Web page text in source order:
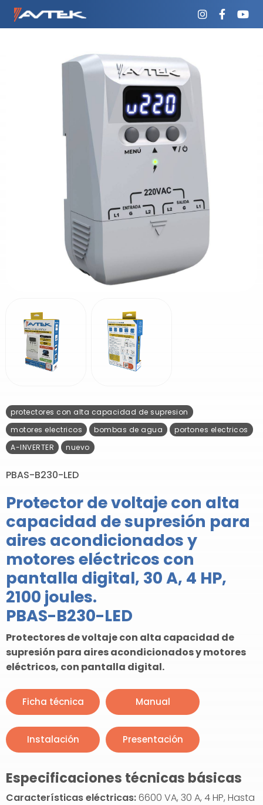
protectores con alta capacidad de supresion
motores electricos
bombas de agua
portones electricos
A-INVERTER
nuevo
PBAS-B230-LED
Protector de voltaje con alta
capacidad de supresión para
aires acondicionados y
motores eléctricos con
pantalla digital, 30 A, 4 HP,
2100 joules.
PBAS-B230-LED
Protectores de voltaje con alta capacidad de
supresión para aires acondicionados y motores
eléctricos, con pantalla digital.
Ficha técnica Manual
Instalación Presentación
Especificaciones técnicas básicas
Características eléctricas:6600 VA, 30 A, 4 HP, Hasta